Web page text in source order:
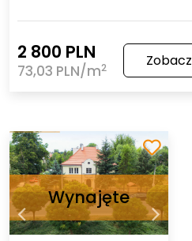
2 800 PLN
73,03 PLN/m2 Zobacz